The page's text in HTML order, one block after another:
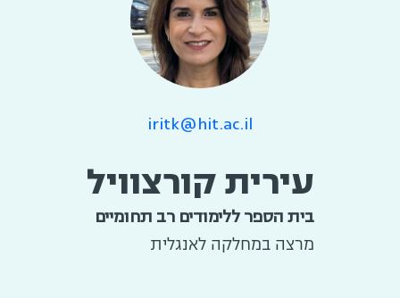
iritk@hit.ac.il
עירית קורצוויל
בית הספר ללימודים רב תחומיים
מרצה במחלקה לאנגלית